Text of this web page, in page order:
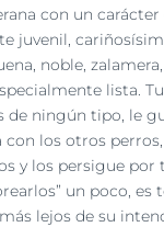
con un
juvenil,
noble,
lista.
de ningún tipo, le
los otros
y los persigue por
un poco,
lejos de su